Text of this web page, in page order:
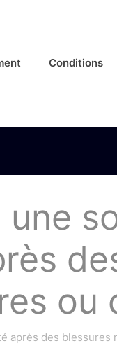
Conditions
ou
des blessures